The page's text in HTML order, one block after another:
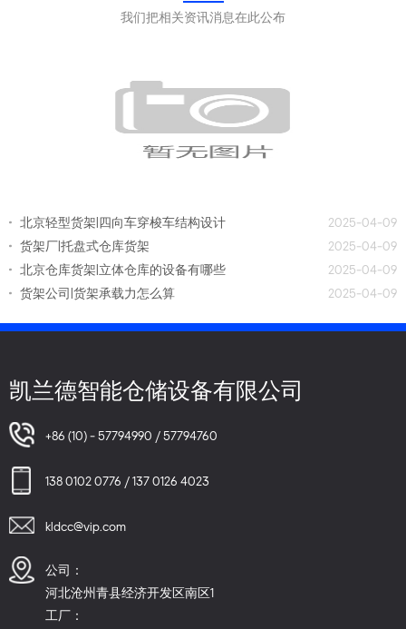
我们把相关资讯消息在此公布
北京轻型货架|四向车穿梭车结构设计
2025-04-09
货架厂|托盘式仓库货架
2025-04-09
北京仓库货架|立体仓库的设备有哪些
2025-04-09
货架公司|货架承载力怎么算
2025-04-09
凯兰德智能仓储设备有限公司
+86 (10) - 57794990 / 57794760
138 0102 0776 / 137 0126 4023
kldcc@vip.com
公司：
河北沧州青县经济开发区南区1
工厂：